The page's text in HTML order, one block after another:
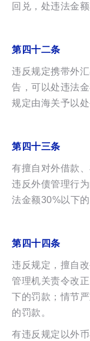
回兑，处违法金
第四十二条
违反规定携带外
告，可以处违法
规定由海关予以
第四十三条
有擅自对外借款
违反外债管理行
法金额30%以下的
第四十四条
违反规定，擅自
管理机关责令改
下的罚款；情节
的罚款。
有违反规定以外